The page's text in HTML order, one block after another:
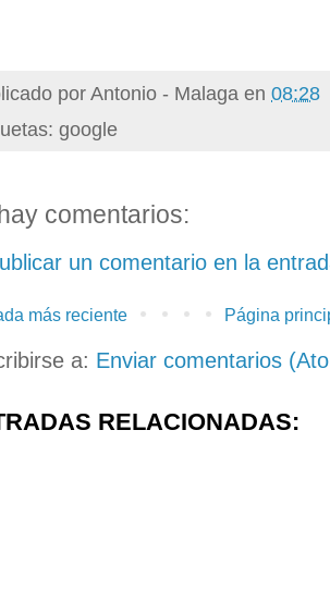
porAntonio - Malaga en 08:28
google
comentarios:
un comentario en la
más reciente Página
a: Enviar comentarios
RELACIONADAS: